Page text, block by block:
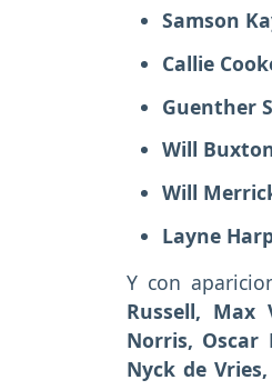
Samson
Callie
Guenther
Will
Will
Layne
Y con
Russell, Max
Norris, Oscar
Nyck de